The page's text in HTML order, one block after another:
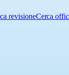
revisioneCerca